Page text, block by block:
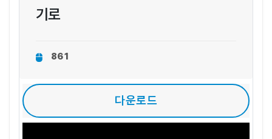
기로
861
다운로드